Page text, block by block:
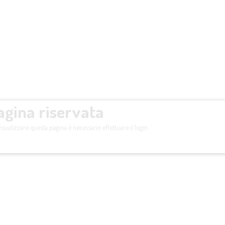
riservata
questa pagina è necessario effettuare il login